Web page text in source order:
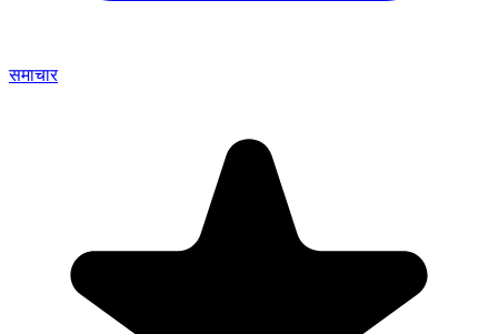
समाचार